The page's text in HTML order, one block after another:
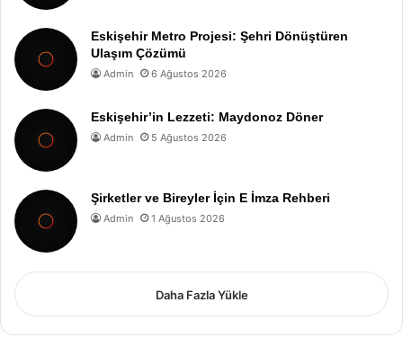
Eskişehir Metro Projesi: Şehri Dönüştüren
Ulaşım Çözümü
Admin 6 Ağustos 2026
Eskişehir’in Lezzeti: Maydonoz Döner
Admin 5 Ağustos 2026
Şirketler ve Bireyler İçin E İmza Rehberi
Admin 1 Ağustos 2026
Daha Fazla Yükle